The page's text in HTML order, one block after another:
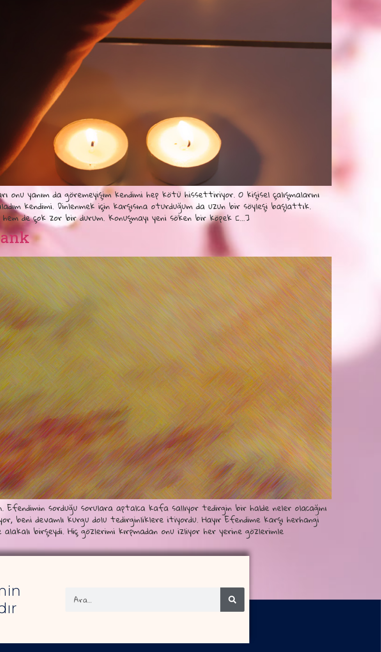
onu yanım da göremeyişim kendimi hep kötü hissettiriyor. O kişisel çalışmalarını
kendimi. Dinlenmek için karşısına oturduğum da uzun bir söyleşi başlattık.
de çok zor bir durum. Konuşmayı yeni söken bir köpek […]
sorduğu sorulara aptalca kafa sallıyor tedirgin bir halde neler olacağını
beni devamlı kurgu dolu tedirginliklere itiyordu. Hayır Efendime karşı herhangi
birşeydi. Hiç gözlerimi kırpmadan onu izliyor her yerine gözlerimle